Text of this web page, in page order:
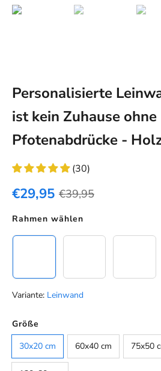
Personalisierte
ist kein Zuhause ohne
Pfotenabdrücke -
(30)
€29,95 €39,95
Rahmen wählen
Variante: Leinwand
Farbe
Default
Größe
30x20 cm
60x40 cm 75x50